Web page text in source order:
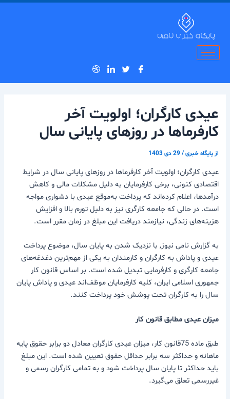
پرش
عیدی کارگران؛ اولویت‌ آخر
کارفرماها در روزهای پایانی سال
ازپایگاه خبری/29 دی 1403
عیدی کارگران؛ اولویت‌ آخر کارفرماها در روزهای پایانی سال در شرایط
اقتصادی کنونی، برخی کارفرمایان به دلیل مشکلات مالی و کاهش
درآمدها، اعلام کرده‌اند که پرداخت به‌موقع عیدی با دشواری‌ مواجه
است. در حالی که جامعه کارگری نیز به دلیل تورم بالا و افزایش
هزینه‌های زندگی، نیازمند دریافت این مبلغ در زمان مقرر است.
به گزارش نامی نیوز, با نزدیک شدن به پایان سال، موضوع پرداخت
عیدی و پاداش به کارگران و کارمندان به یکی از مهم‌ترین دغدغه‌های
جامعه کارگری و کارفرمایی تبدیل شده است. بر اساس قانون کار
جمهوری اسلامی ایران، کلیه کارفرمایان موظف‌اند عیدی و پاداش پایان
سال را به کارگران تحت پوشش خود پرداخت کنند.
میزان عیدی مطابق قانون کار
طبق ماده 75قانون کار، میزان عیدی کارگران معادل دو برابر حقوق پایه
ماهانه و حداکثر سه برابر حداقل حقوق تعیین شده است. این مبلغ
باید حداکثر تا پایان سال پرداخت شود و به تمامی کارگران رسمی و
غیررسمی تعلق می‌گیرد.
پیمایش